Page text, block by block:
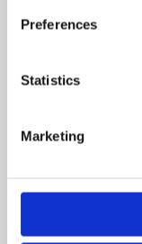
Preferences
Statistics
Marketing
medlemmer
at spille med på
anvende Golfbox
og særligt de nye